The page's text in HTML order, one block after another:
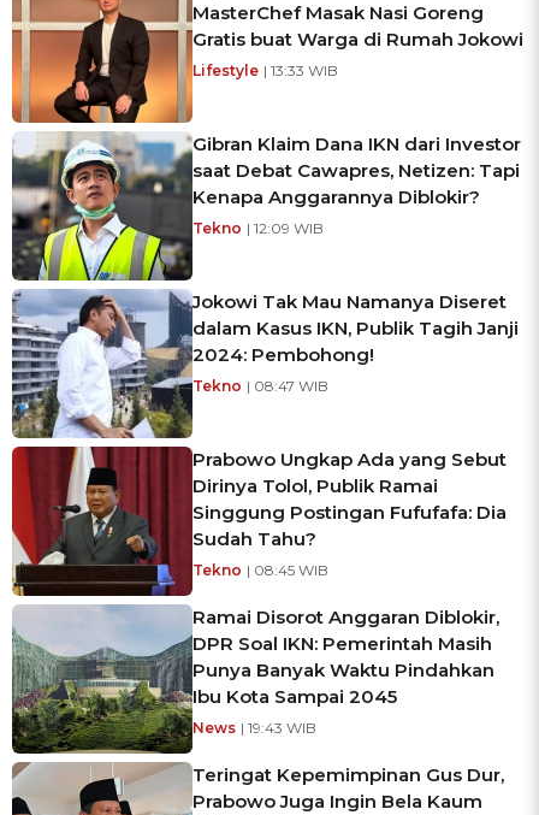
MasterChef Masak Nasi Goreng
Gratis buat Warga di Rumah Jokowi
Lifestyle | 13:33 WIB
Gibran Klaim Dana IKN dari Investor
saat Debat Cawapres, Netizen: Tapi
Kenapa Anggarannya Diblokir?
Tekno | 12:09 WIB
Jokowi Tak Mau Namanya Diseret
dalam Kasus IKN, Publik Tagih Janji
2024: Pembohong!
Tekno | 08:47 WIB
Prabowo Ungkap Ada yang Sebut
Dirinya Tolol, Publik Ramai
Singgung Postingan Fufufafa: Dia
Sudah Tahu?
Tekno | 08:45 WIB
Ramai Disorot Anggaran Diblokir,
DPR Soal IKN: Pemerintah Masih
Punya Banyak Waktu Pindahkan
Ibu Kota Sampai 2045
News | 19:43 WIB
Teringat Kepemimpinan Gus Dur,
Prabowo Juga Ingin Bela Kaum